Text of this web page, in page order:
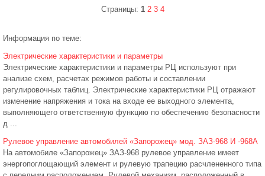
Страницы: 1 2 3 4
Информация по теме:
Электрические характеристики и параметры
Электрические характеристики и параметры РЦ используют при
анализе схем, расчетах режимов работы и составлении
регулировочных таблиц. Электрические характеристики РЦ отражают
изменение напряжения и тока на входе ее выходного элемента,
выполняющего ответственную функцию по обеспечению безопасности
д ...
Рулевое управление автомобилей «Запорожец» мод. ЗАЗ-968 И -968А
На автомобиле «Запорожец» ЗАЗ-968 рулевое управление имеет
энергопоглощающий элемент и рулевую трапецию расчлененного типа